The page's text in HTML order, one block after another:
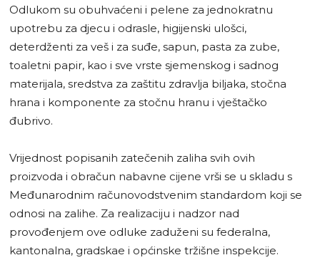
Odlukom su obuhvaćeni i pelene za jednokratnu
upotrebu za djecu i odrasle, higijenski ulošci,
deterdženti za veš i za suđe, sapun, pasta za zube,
toaletni papir, kao i sve vrste sjemenskog i sadnog
materijala, sredstva za zaštitu zdravlјa bilјaka, stočna
hrana i komponente za stočnu hranu i vještačko
đubrivo.
Vrijednost popisanih zatečenih zaliha svih ovih
proizvoda i obračun nabavne cijene vrši se u skladu s
Međunarodnim računovodstvenim standardom koji se
odnosi na zalihe. Za realizaciju i nadzor nad
provođenjem ove odluke zaduženi su federalna,
kantonalna, gradskae i općinske tržišne inspekcije.